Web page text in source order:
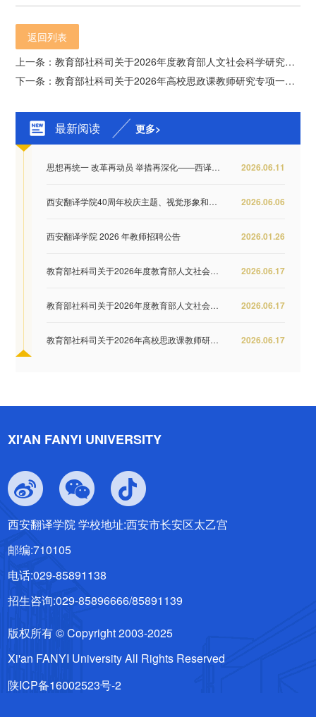
返回列表
上一条：教育部社科司关于2026年度教育部人文社会科学研究专项任务项目（高校辅导员研究）申报工作的通知
下一条：教育部社科司关于2026年高校思政课教师研究专项一般项目申报工作的通知
最新阅读 更多>
2026.06.11
思想再统一 改革再动员 举措再深化——西译全...
2026.06.06
西安翻译学院40周年校庆主题、视觉形象和纪念...
2026.01.26
西安翻译学院 2026 年教师招聘公告
2026.06.17
教育部社科司关于2026年度教育部人文社会科学...
2026.06.17
教育部社科司关于2026年度教育部人文社会科学...
2026.06.17
教育部社科司关于2026年高校思政课教师研究专...
XI'AN FANYI UNIVERSITY
西安翻译学院 学校地址:西安市长安区太乙宫
邮编:710105
电话:029-85891138
招生咨询:029-85896666/85891139
版权所有 © Copyright 2003-2025
Xi'an FANYI University All Rights Reserved
陕ICP备16002523号-2